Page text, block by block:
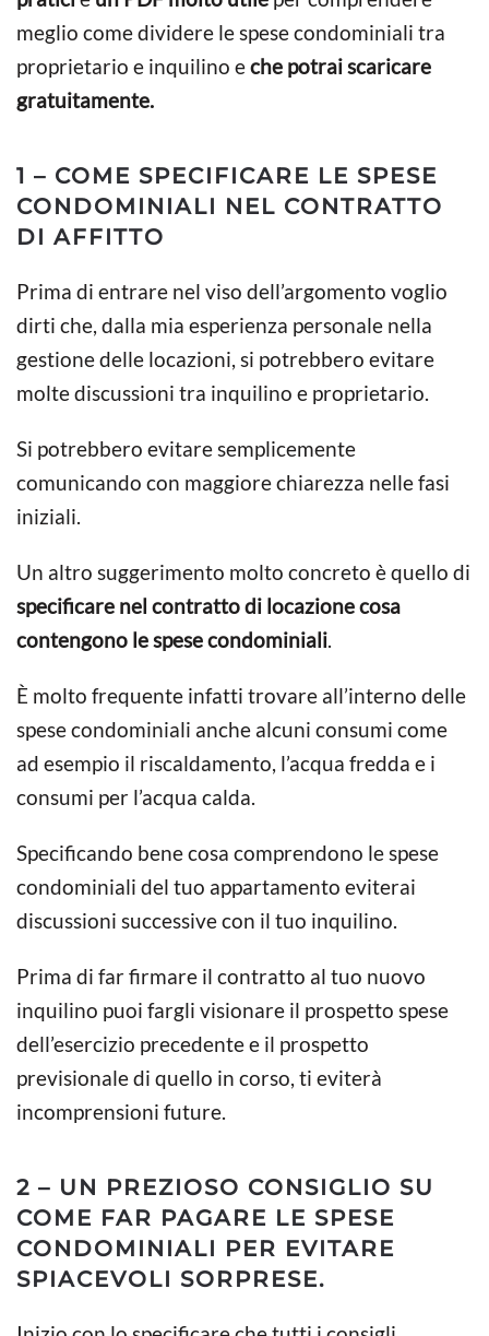
meglio come dividere le spese condominiali tra
proprietario e inquilino eche potrai scaricare
gratuitamente.
1 – COME SPECIFICARE LE SPESE
CONDOMINIALI NEL CONTRATTO
DI AFFITTO
Prima di entrare nel viso dell’argomento voglio
dirti che, dalla mia esperienza personale nella
gestione delle locazioni, si potrebbero evitare
molte discussioni tra inquilino e proprietario.
Si potrebbero evitare semplicemente
comunicando con maggiore chiarezza nelle fasi
iniziali.
Un altro suggerimento molto concreto è quello di
specificare nel contratto di locazione cosa
contengono le spese condominiali.
È molto frequente infatti trovare all’interno delle
spese condominiali anche alcuni consumi come
ad esempio il riscaldamento, l’acqua fredda e i
consumi per l’acqua calda.
Specificando bene cosa comprendono le spese
condominiali del tuo appartamento eviterai
discussioni successive con il tuo inquilino.
Prima di far firmare il contratto al tuo nuovo
inquilino puoi fargli visionare il prospetto spese
dell’esercizio precedente e il prospetto
previsionale di quello in corso, ti eviterà
incomprensioni future.
2 – UN PREZIOSO CONSIGLIO SU
COME FAR PAGARE LE SPESE
CONDOMINIALI PER EVITARE
SPIACEVOLI SORPRESE.